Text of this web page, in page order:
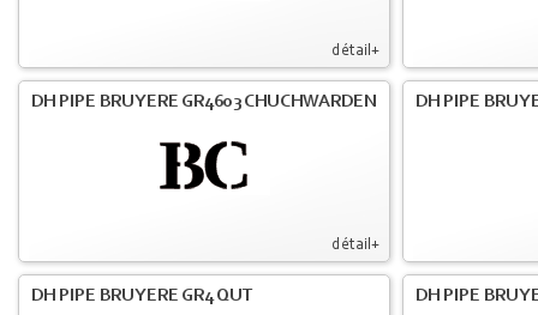
détail+
détail+
DH PIPE BRUYERE GR4603 CHUCHWARDEN DH PIPE
DH PIPE BRUYERE GR4 QUT DH PIPE